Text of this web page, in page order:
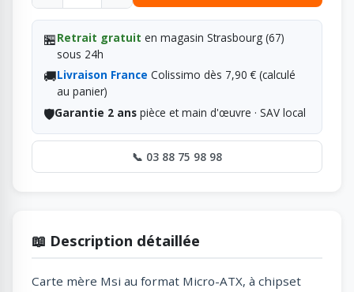
🏪Retrait gratuit en magasin Strasbourg (67)
sous 24h
🚚Livraison France Colissimo dès 7,90 € (calculé
au panier)
🛡️Garantie 2 anspièce et main d'œuvre · SAV local
📞 03 88 75 98 98
📖 Description détaillée
Carte mère Msi au format Micro-ATX, à chipset